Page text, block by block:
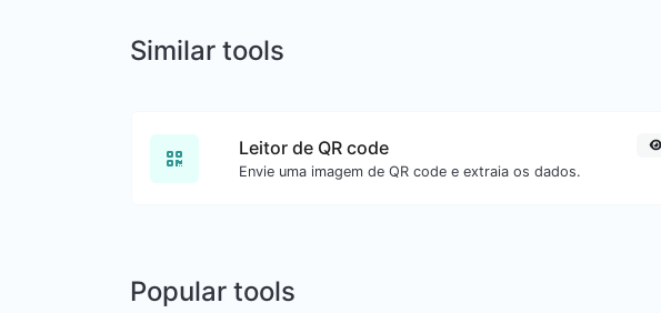
Similar tools
Leitor de QR code
Envie uma imagem de QR code e extraia os dados.
Popular tools